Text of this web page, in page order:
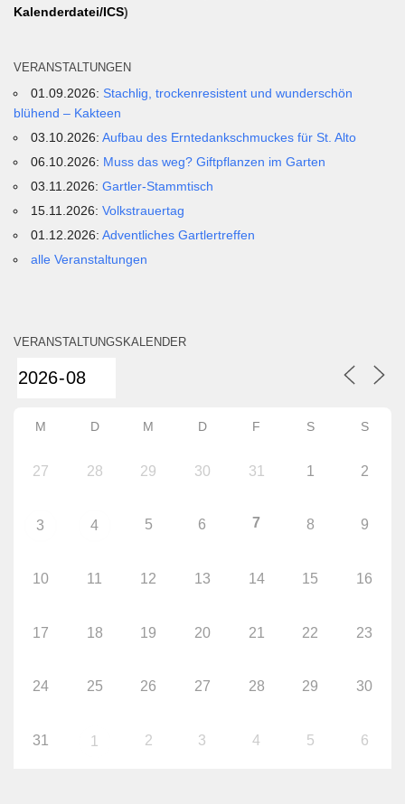
Kalenderdatei/ICS)
VERANSTALTUNGEN
01.09.2026: Stachlig, trockenresistent und wunderschön
blühend – Kakteen
03.10.2026:Aufbau des Erntedankschmuckes für St. Alto
06.10.2026: Muss das weg? Giftpflanzen im Garten
03.11.2026:Gartler-Stammtisch
15.11.2026:Volkstrauertag
01.12.2026:Adventliches Gartlertreffen
alle Veranstaltungen
VERANSTALTUNGSKALENDER
M D M D F S S
27 28 29 30 31 1 2
3 4 5 6 7 8 9
10 11 12 13 14 15 16
17 18 19 20 21 22 23
24 25 26 27 28 29 30
31 1 2 3 4 5 6